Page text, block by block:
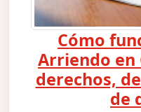
Cómo
Arriendo en
derechos,
de